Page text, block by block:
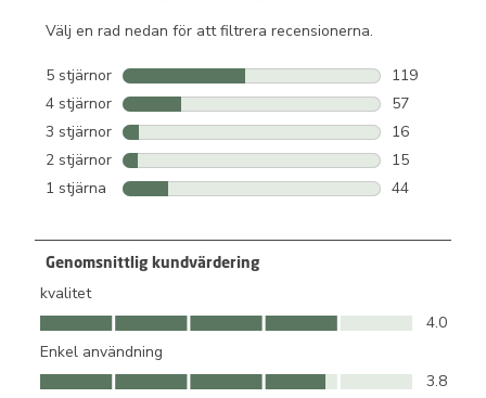
Välj en rad nedan för att filtrera recensionerna.
5 stjärnor stjärnor
119
119
4 stjärnor stjärnor
57
57
3 stjärnor stjärnor
16
16
2 stjärnor stjärnor
15
15
1 stjärna stjärnor
44
Genomsnittlig kundvärdering
kvalitet
kvalitet, 4.0 av 5
4.0
Enkel användning
Enkel användning, 3.8 av 5
3.8